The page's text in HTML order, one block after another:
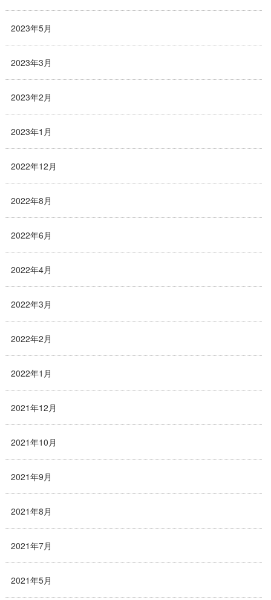
2023年5月
2023年3月
2023年2月
2023年1月
2022年12月
2022年8月
2022年6月
2022年4月
2022年3月
2022年2月
2022年1月
2021年12月
2021年10月
2021年9月
2021年8月
2021年7月
2021年5月